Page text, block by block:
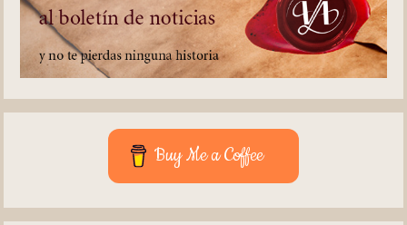
Buy Me a Coffee